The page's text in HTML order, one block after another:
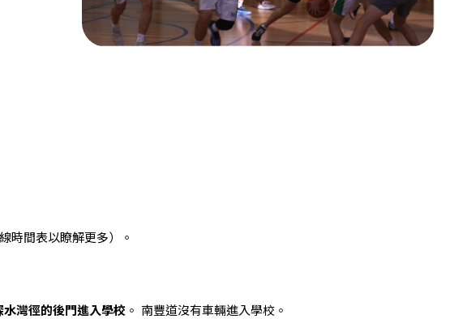
時間表以瞭解更多）。
灣徑的後門進入學校 。 南豐道沒有車輛進入學校。